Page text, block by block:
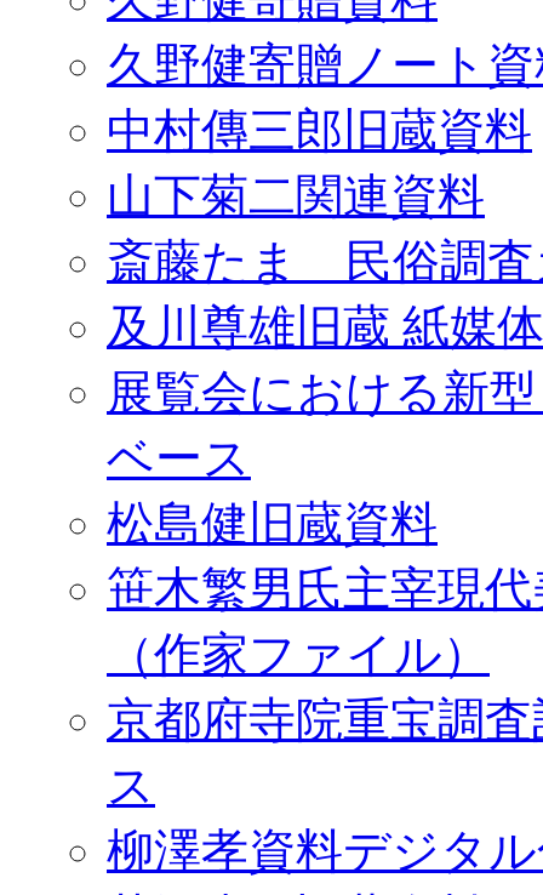
久野健寄贈ノート
中村傳三郎旧蔵資料
山下菊二関連資料
斎藤たま 民俗調査
及川尊雄旧蔵 紙媒
展覧会における新
ベース
松島健旧蔵資料
笹木繁男氏主宰現
（作家ファイル）
京都府寺院重宝調
ス
柳澤孝資料デジタ